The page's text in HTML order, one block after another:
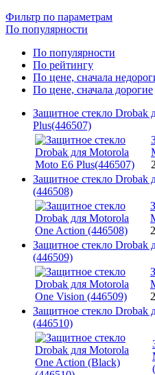
Фильтр по параметрам
По популярности
По популярности
По рейтингу
По цене, сначала
По цене, сначала дорогие
Защитное стекло Drobak
Plus(446507)
Защитное стекло Drobak
(446508)
Защитное стекло Drobak
(446509)
Защитное стекло Drobak
(446510)